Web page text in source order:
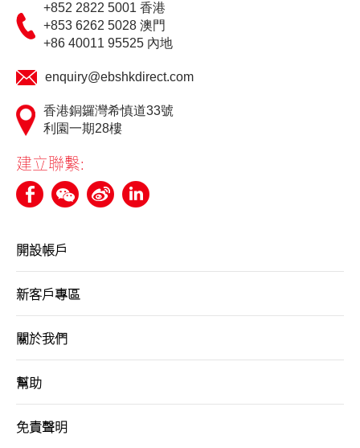
+852 2822 5001 香港
+853 6262 5028 澳門
+86 40011 95525 內地
enquiry@ebshkdirect.com
香港銅鑼灣希慎道33號
利園一期28樓
建立聯繫:
開設帳戶
新客戶專區
關於我們
幫助
免責聲明